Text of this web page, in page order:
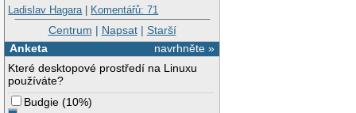
Ladislav Hagara | Komentářů: 71
Centrum | Napsat| Starší
navrhněte »
Anketa
Které desktopové prostředí na Linuxu
používáte?
Budgie (10%)